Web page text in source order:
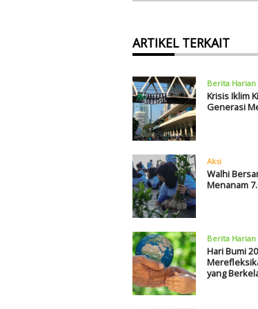
ARTIKEL TERKAIT
Berita Harian
Krisis Iklim
Generasi
Aksi
Walhi
Menanam
Berita Harian
Hari Bumi
yang